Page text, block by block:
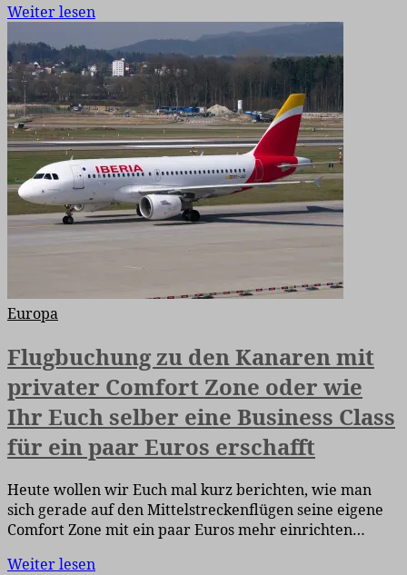
Weiter lesen
Europa
Flugbuchung zu den Kanaren mit
privater Comfort Zone oder wie
Ihr Euch selber eine Business Class
für ein paar Euros erschafft
Heute wollen wir Euch mal kurz berichten, wie man
sich gerade auf den Mittelstreckenflügen seine eigene
Comfort Zone mit ein paar Euros mehr einrichten…
Weiter lesen